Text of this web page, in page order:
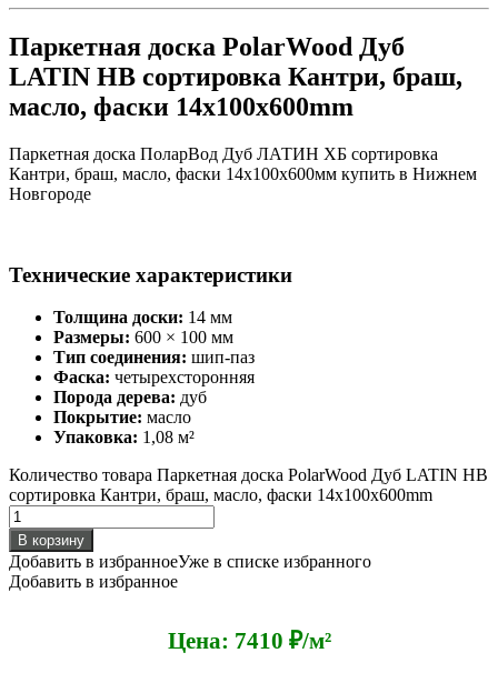
Паркетная доска PolarWood Дуб
LATIN HB сортировка Кантри, браш,
масло, фаски 14x100x600mm
Паркетная доска ПоларВод Дуб ЛАТИН ХБ сортировка
Кантри, браш, масло, фаски 14x100x600мм купить в Нижнем
Новгороде
Технические характеристики
Толщина доски: 14 мм
Размеры: 600 × 100 мм
Тип соединения: шип-паз
Фаска: четырехсторонняя
Порода дерева: дуб
Покрытие: масло
Упаковка: 1,08 м²
Количество товара Паркетная доска PolarWood Дуб LATIN HB
сортировка Кантри, браш, масло, фаски 14x100x600mm
В корзину
Добавить в избранноеУже в списке избранного
Добавить в избранное
Цена: 7410 ₽/м²